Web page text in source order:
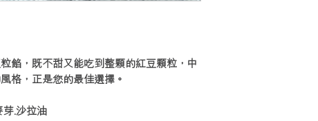
餡，既不甜又能吃到整顆的紅豆顆粒，中
格，正是您的最佳選擇。
芽.沙拉油